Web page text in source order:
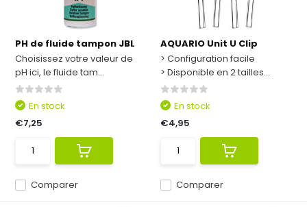
PH de fluide tampon JBL
Choisissez votre valeur de
pH ici, le fluide tam...
Comparer
En stock
€7,25
AQUARIO Unit U Clip
> Configuration facile
> Disponible en 2 tailles...
Comparer
En stock
€4,95